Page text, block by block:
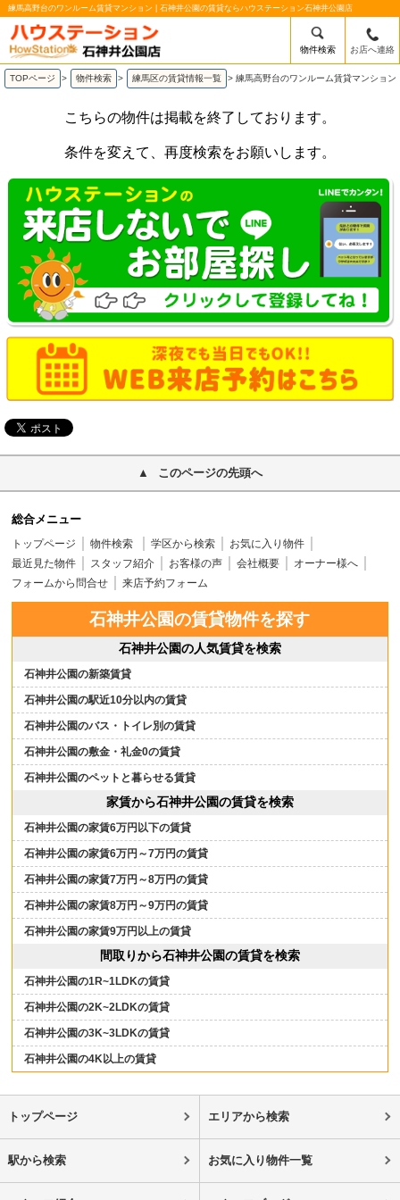
練馬高野台のワンルーム賃貸マンション | 石神井公園の賃貸ならハウステーション石神井公園店
物件検索 お店へ連絡
TOPページ > 物件検索 > 練馬区の賃貸情報一覧 > 練馬高野台のワンルーム賃貸マンション
こちらの物件は掲載を終了しております。
条件を変えて、再度検索をお願いします。
このページの先頭へ
総合メニュー
トップページ 物件検索 学区から検索
お気に入り物件
最近見た物件
スタッフ紹介 お客様の声 会社概要
オーナー様へ
フォームから問合せ
来店予約フォーム
石神井公園の賃貸物件を探す
石神井公園の人気賃貸を検索
石神井公園の新築賃貸
石神井公園の駅近10分以内の賃貸
石神井公園のバス・トイレ別の賃貸
石神井公園の敷金・礼金0の賃貸
石神井公園のペットと暮らせる賃貸
家賃から石神井公園の賃貸を検索
石神井公園の家賃6万円以下の賃貸
石神井公園の家賃6万円～7万円の賃貸
石神井公園の家賃7万円～8万円の賃貸
石神井公園の家賃8万円～9万円の賃貸
石神井公園の家賃9万円以上の賃貸
間取りから石神井公園の賃貸を検索
石神井公園の1R~1LDKの賃貸
石神井公園の2K~2LDKの賃貸
石神井公園の3K~3LDKの賃貸
石神井公園の4K以上の賃貸
トップページ エリアから検索
駅から検索 お気に入り物件一覧